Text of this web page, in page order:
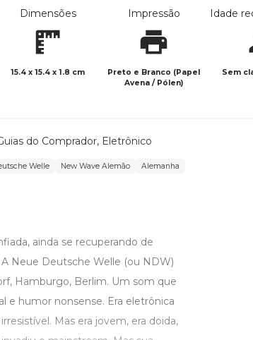
Dimensões
15.4 x 15.4 x 1.8 cm
Impressão
Preto e Branco (Papel
Avena / Pólen)
Idade
Sem
do Comprador, Eletrônico
Welle New Wave Alemão Alemanha
ainda se recuperando de
Neue Deutsche Welle (ou NDW)
Hamburgo, Berlim. Um som que
e humor nonsense. Era eletrônica
Mas era jovem, era doida,